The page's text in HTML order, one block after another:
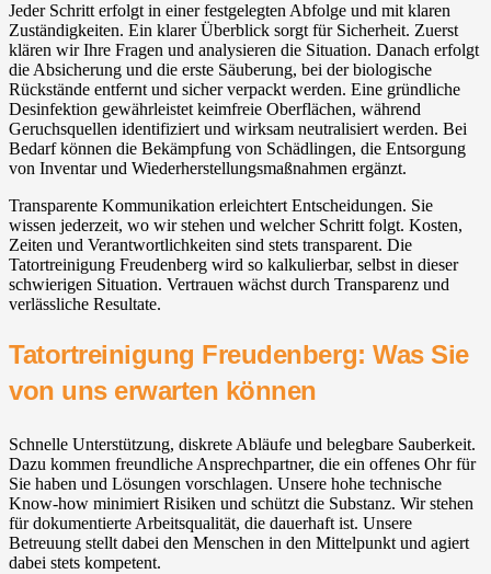
Jeder Schritt erfolgt in einer festgelegten Abfolge und mit klaren
Zuständigkeiten. Ein klarer Überblick sorgt für Sicherheit. Zuerst
klären wir Ihre Fragen und analysieren die Situation. Danach erfolgt
die Absicherung und die erste Säuberung, bei der biologische
Rückstände entfernt und sicher verpackt werden. Eine gründliche
Desinfektion gewährleistet keimfreie Oberflächen, während
Geruchsquellen identifiziert und wirksam neutralisiert werden. Bei
Bedarf können die Bekämpfung von Schädlingen, die Entsorgung
von Inventar und Wiederherstellungsmaßnahmen ergänzt.
Transparente Kommunikation erleichtert Entscheidungen. Sie
wissen jederzeit, wo wir stehen und welcher Schritt folgt. Kosten,
Zeiten und Verantwortlichkeiten sind stets transparent. Die
Tatortreinigung Freudenberg wird so kalkulierbar, selbst in dieser
schwierigen Situation. Vertrauen wächst durch Transparenz und
verlässliche Resultate.
Tatortreinigung Freudenberg: Was Sie
von uns erwarten können
Schnelle Unterstützung, diskrete Abläufe und belegbare Sauberkeit.
Dazu kommen freundliche Ansprechpartner, die ein offenes Ohr für
Sie haben und Lösungen vorschlagen. Unsere hohe technische
Know-how minimiert Risiken und schützt die Substanz. Wir stehen
für dokumentierte Arbeitsqualität, die dauerhaft ist. Unsere
Betreuung stellt dabei den Menschen in den Mittelpunkt und agiert
dabei stets kompetent.